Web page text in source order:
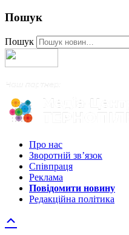
Пошук
Пошук
Про нас
Зворотній зв’язок
Співпраця
Реклама
Повідомити новину
Редакційна політика